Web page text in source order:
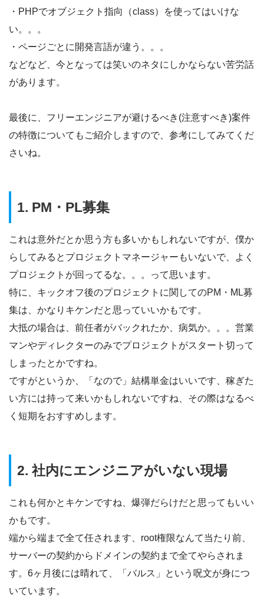
・PHPでオブジェクト指向（class）を使ってはいけな
い。。。
・ページごとに開発言語が違う。。。
などなど、今となっては笑いのネタにしかならない苦労話
があります。
最後に、フリーエンジニアが避けるべき(注意すべき)案件
の特徴についてもご紹介しますので、参考にしてみてくだ
さいね。
1. PM・PL募集
これは意外だとか思う方も多いかもしれないですが、僕か
らしてみるとプロジェクトマネージャーもいないで、よく
プロジェクトが回ってるな。。。って思います。
特に、キックオフ後のプロジェクトに関してのPM・ML募
集は、かなりキケンだと思っていいかもです。
大抵の場合は、前任者がバックれたか、病気か。。。営業
マンやディレクターのみでプロジェクトがスタート切って
しまったとかですね。
ですがというか、「なので」結構単金はいいです、稼ぎた
い方には持って来いかもしれないですね、その際はなるべ
く短期をおすすめします。
2. 社内にエンジニアがいない現場
これも何かとキケンですね、爆弾だらけだと思ってもいい
かもです。
端から端まで全て任されます、root権限なんて当たり前、
サーバーの契約からドメインの契約まで全てやらされま
す。6ヶ月後には晴れて、「バルス」という呪文が身につ
いています。